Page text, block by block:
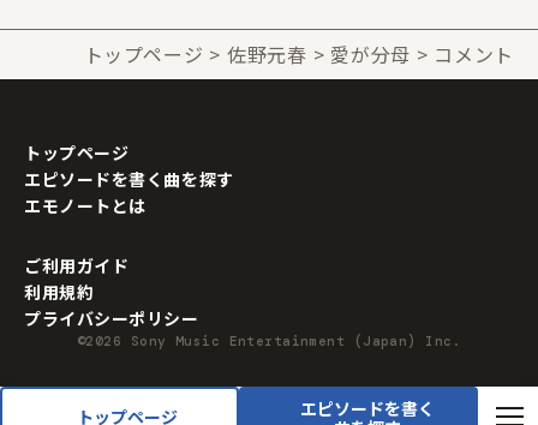
トップページ
エピソードを書く
トップページ 佐野元春 愛が分母 コメント
トップページ
エピソードを書く曲を探す
エモノートとは
ご利用ガイド
利用規約
プライバシーポリシー
©2026 Sony Music Entertainment (Japan) Inc.